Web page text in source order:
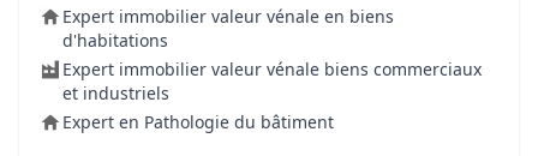
Expert immobilier valeur vénale en biens
d'habitations
Expert immobilier valeur vénale biens commerciaux
et industriels
Expert en Pathologie du bâtiment